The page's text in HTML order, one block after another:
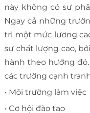
này không có sự
Ngay cả những
trì một mức lương
sự chất lượng cao,
hành theo hướng
các trường cạnh
• Môi trường làm việc
• Cơ hội đào tạo